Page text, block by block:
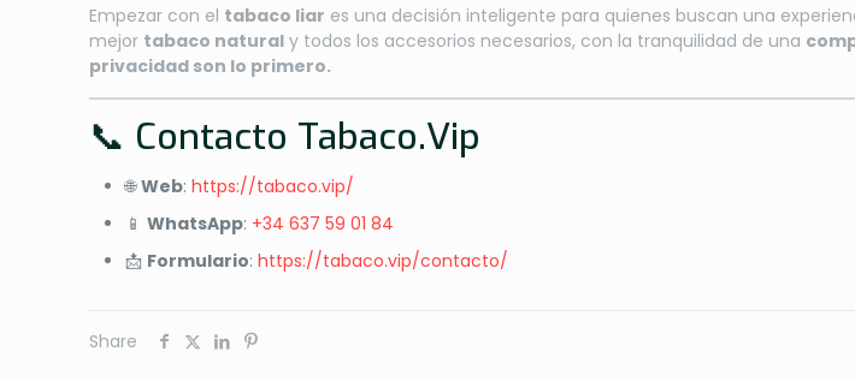
Empezar con el tabaco liar es una decisión inteligente para quienes buscan una
mejor tabaco natural y todos los accesorios necesarios, con la tranquilidad de una
privacidad son lo primero.
📞 Contacto Tabaco.Vip
🌐Web:https://tabaco.vip/
📱WhatsApp: +34 637 59 01 84
📩 Formulario:https://tabaco.vip/contacto/
Share